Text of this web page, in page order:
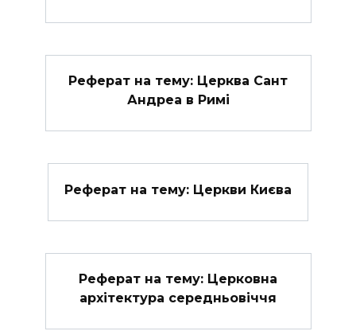
Реферат на тему: Церква Сант
Андреа в Римі
Реферат на тему: Церкви Києва
Реферат на тему: Церковна
архітектура середньовіччя